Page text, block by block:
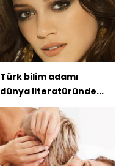
Türk bilim adamı
dünya literatüründe...